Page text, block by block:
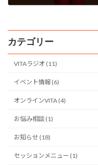
カテゴリー
VITAラジオ (11)
イベント情報 (6)
オンラインVITA (4)
お悩み相談 (1)
お知らせ (18)
セッションメニュー (1)